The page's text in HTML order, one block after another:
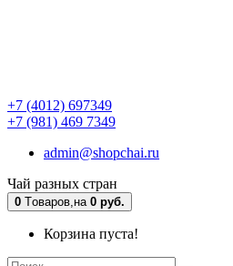
+7 (4012) 697349
+7 (981) 469 7349
admin@shopchai.ru
Чай разных стран
0 Tоваров,на 0 руб.
Корзина пуста!